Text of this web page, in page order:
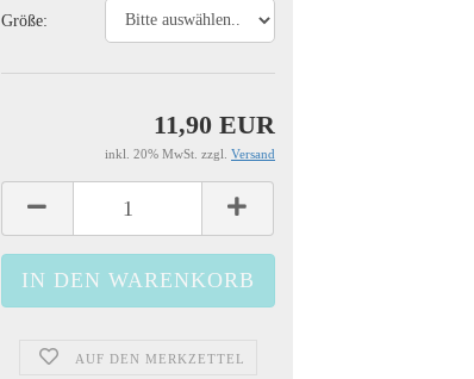
Größe:
11,90 EUR
inkl. 20% MwSt. zzgl. Versand
AUF DEN MERKZETTEL